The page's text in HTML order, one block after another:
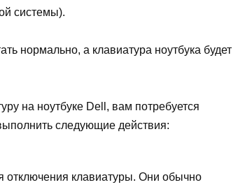
системы).
нормально, а клавиатура ноутбука будет
на ноутбуке Dell, вам потребуется
следующие действия:
отключения клавиатуры. Они обычно